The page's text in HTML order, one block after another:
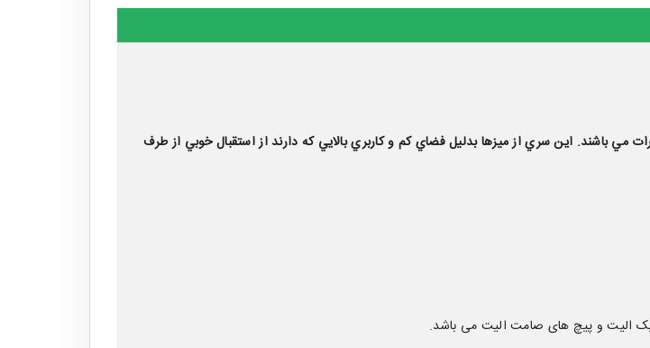
مي باشند. اين سري از ميزها بدليل فضاي كم و كاربري بالايي كه دارند از استقبال خوبي از طرف